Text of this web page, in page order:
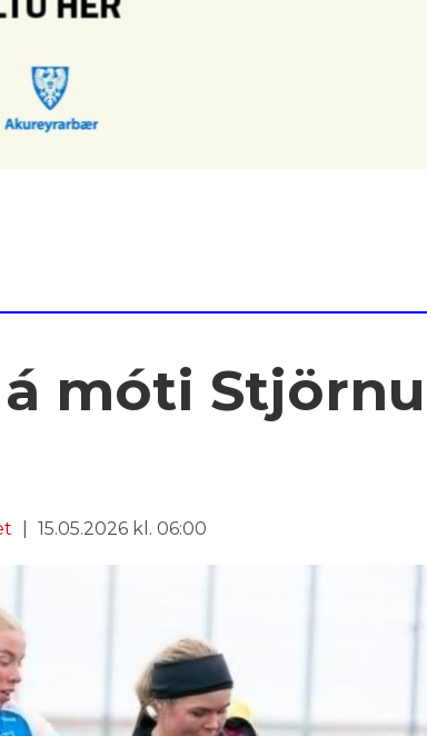
móti
15.05.2026 kl. 06:00